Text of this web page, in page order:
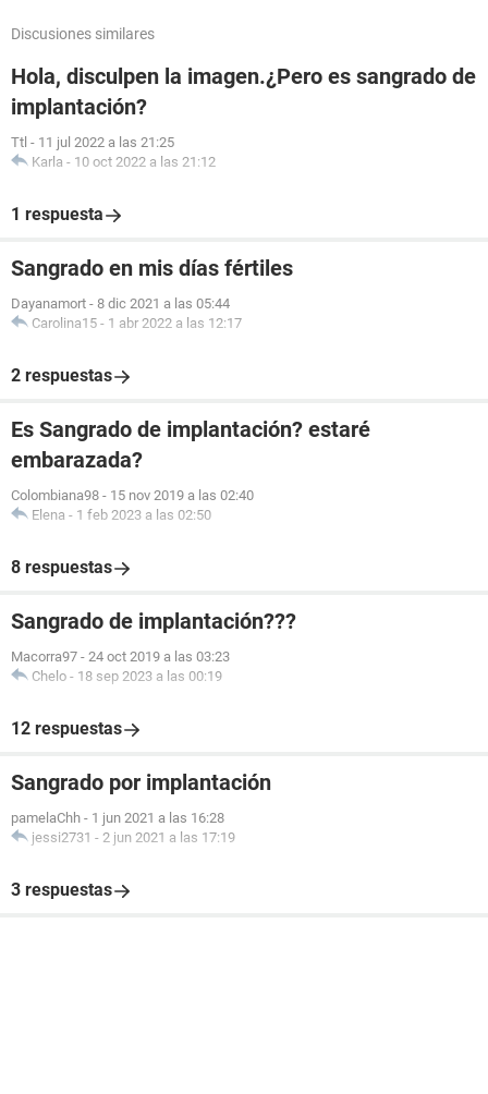
Discusiones similares
Hola, disculpen la imagen.¿Pero es sangrado de
implantación?
Ttl - 11 jul 2022 a las 21:25
Karla - 10 oct 2022 a las 21:12
1 respuesta
Sangrado en mis días fértiles
Dayanamort - 8 dic 2021 a las 05:44
Carolina15 - 1 abr 2022 a las 12:17
2 respuestas
Es Sangrado de implantación? estaré
embarazada?
Colombiana98 - 15 nov 2019 a las 02:40
Elena - 1 feb 2023 a las 02:50
8 respuestas
Sangrado de implantación???
Macorra97 - 24 oct 2019 a las 03:23
Chelo - 18 sep 2023 a las 00:19
12 respuestas
Sangrado por implantación
pamelaChh - 1 jun 2021 a las 16:28
jessi2731 - 2 jun 2021 a las 17:19
3 respuestas